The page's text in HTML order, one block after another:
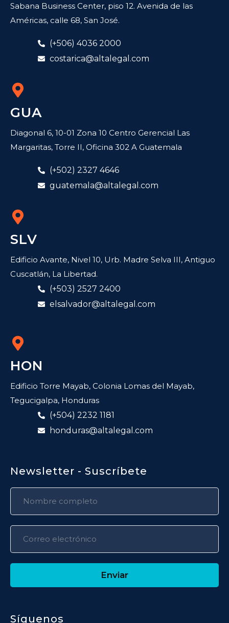
Sabana Business Center, piso 12. Avenida de las
Américas, calle 68, San José.
(+506) 4036 2000
costarica@altalegal.com
GUA
Diagonal 6, 10-01 Zona 10 Centro Gerencial Las
Margaritas, Torre II, Oficina 302 A Guatemala
(+502) 2327 4646
guatemala@altalegal.com
SLV
Edificio Avante, Nivel 10, Urb. Madre Selva III, Antiguo
Cuscatlán, La Libertad.
(+503) 2527 2400
elsalvador@altalegal.com
HON
Edificio Torre Mayab, Colonia Lomas del Mayab,
Tegucigalpa, Honduras
(+504) 2232 1181
honduras@altalegal.com
Newsletter - Suscríbete
Enviar
Síguenos